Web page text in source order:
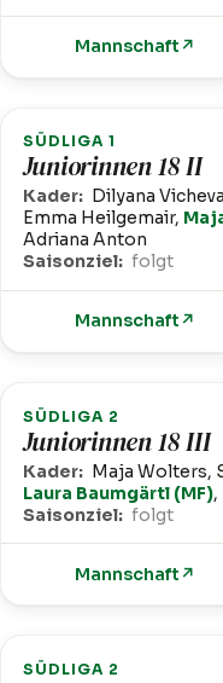
Mannschaft ↗
SÜDLIGA 1
Juniorinnen 18 II
Kader: Dilyana
Emma Heilgemair,
Adriana Anton
Saisonziel: folgt
Mannschaft ↗
SÜDLIGA 2
Juniorinnen 18 III
Kader: Maja Wolters,
Laura Baumgärtl (MF),
Saisonziel: folgt
Mannschaft ↗
SÜDLIGA 2